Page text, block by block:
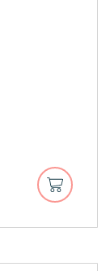
In
den
Warenkorb